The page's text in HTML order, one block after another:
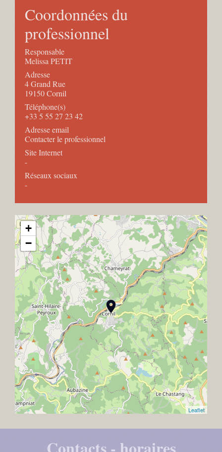
Coordonnées du
professionnel
Responsable
Melissa PETIT
Adresse
4 Grand Rue
19150 Cornil
Téléphone(s)
+33 5 55 27 23 42
Adresse email
Contacter le professionnel
Site Internet
-
Réseaux sociaux
-
location_on
+
−
Leaflet